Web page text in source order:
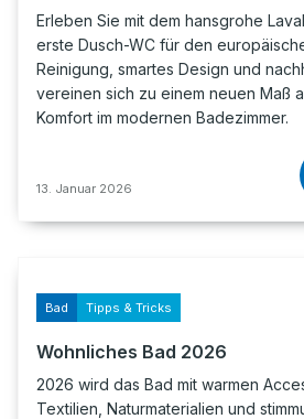
Erleben Sie mit dem hansgrohe
erste Dusch-WC für den
Reinigung, smartes Design und
vereinen sich zu einem neuen Maß
Komfort im modernen Badezimmer.
13. Januar 2026
Bad Tipps & Tricks
Wohnliches Bad 2026
2026 wird das Bad mit warmen
Textilien, Naturmaterialien und